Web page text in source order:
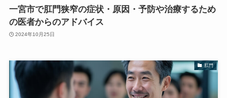
一宮市で肛門狭窄の症状・原因・予防や治療するため
の医者からのアドバイス
2024年10月25日
肛門